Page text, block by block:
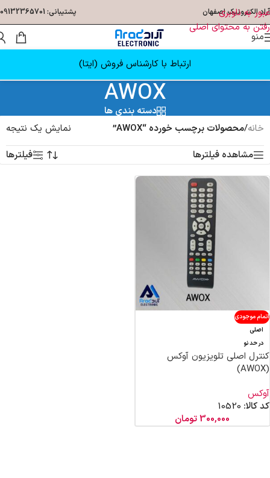
عبور به ناوبری
رفتن به محتوای اصلی
آراد الکترونیک اصفهان پشتیبانی: 09132365701
منو
ارتباط با کارشناس فروش (ایتا)
AWOX
دسته بندی ها
خانه/محصولات برچسب خورده “AWOX”
نمایش یک نتیجه
مشاهده فیلترها
فیلترها
اتمام موجودی
اصلی
در حد نو
کنترل اصلی تلویزیون آوکس
(AWOX)
آوکس
کد کالا: 10520
300,000تومان